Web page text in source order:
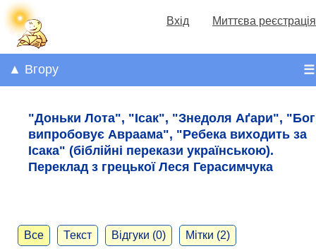
Вхід Миттєва реєстрація
☰
▲ Вгору
"Доньки Лота", "Ісак", "Знедоля Аґари", "Бог
випробовує Авраама", "Ребека виходить за
Ісака" (біблійні перекази українською).
Переклад з грецької Леся Герасимчука
Все Текст Відгуки (0) Мітки (2)